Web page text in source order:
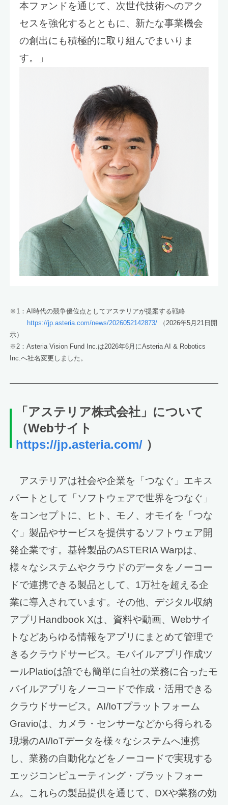
本ファンドを通じて、次世代技術へのアク
セスを強化するとともに、新たな事業機会
の創出にも積極的に取り組んでまいりま
す。」
※1：AI時代の競争優位点としてアステリアが提案する戦略
https://jp.asteria.com/news/2026052142873/ （2026年5月21日開
示）
※2：Asteria Vision Fund Inc.は2026年6月にAsteria AI & Robotics
Inc.へ社名変更しました。
「アステリア株式会社」について
（Webサイト
https://jp.asteria.com/ ）
アステリアは社会や企業を「つなぐ」エキス
パートとして「ソフトウェアで世界をつなぐ」
をコンセプトに、ヒト、モノ、オモイを「つな
ぐ」製品やサービスを提供するソフトウェア開
発企業です。基幹製品のASTERIA Warpは、
様々なシステムやクラウドのデータをノーコー
ドで連携できる製品として、1万社を超える企
業に導入されています。その他、デジタル収納
アプリHandbook Xは、資料や動画、Webサイ
トなどあらゆる情報をアプリにまとめて管理で
きるクラウドサービス。モバイルアプリ作成ツ
ールPlatioは誰でも簡単に自社の業務に合ったモ
バイルアプリをノーコードで作成・活用できる
クラウドサービス。AI/IoTプラットフォーム
Gravioは、カメラ・センサーなどから得られる
現場のAI/IoTデータを様々なシステムへ連携
し、業務の自動化などをノーコードで実現する
エッジコンピューティング・プラットフォー
ム。これらの製品提供を通じて、DXや業務の効